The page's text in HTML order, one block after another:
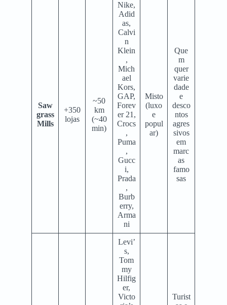
Saw
grass
Mills
+350
lojas
~50
km
(~40
min)
Nike,
Adid
as,
Calvi
n
Klein
,
Mich
ael
Kors,
GAP,
Forev
er 21,
Crocs
,
Puma
,
Gucc
i,
Prada
,
Burb
erry,
Arma
ni
Misto
(luxo
e
popul
ar)
Que
m
quer
varie
dade
e
desco
ntos
agres
sivos
em
marc
as
famo
sas
Levi’
s,
Tom
my
Hilfig
er,
Victo
Turist